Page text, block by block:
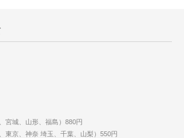
宮城、山形、福島）880円
東京、神奈 埼玉、千葉、山梨）550円